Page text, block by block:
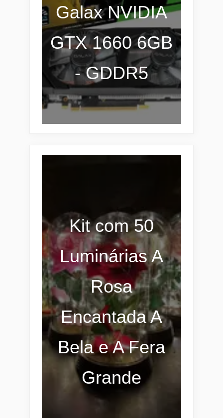
Galax NVIDIA
GTX 1660 6GB
- GDDR5
Kit com 50
Luminárias A
Rosa
Encantada A
Bela e A Fera
Grande